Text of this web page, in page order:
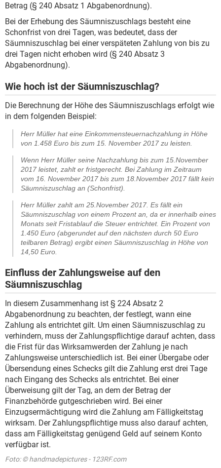
Betrag (§ 240 Absatz 1 Abgabenordnung).
Bei der Erhebung des Säumniszuschlags besteht eine
Schonfrist von drei Tagen, was bedeutet, dass der
Säumniszuschlag bei einer verspäteten Zahlung von bis zu
drei Tagen nicht erhoben wird (§ 240 Absatz 3
Abgabenordnung).
Wie hoch ist der Säumniszuschlag?
Die Berechnung der Höhe des Säumniszuschlags erfolgt wie
in dem folgenden Beispiel:
Herr Müller hat eine Einkommensteuernachzahlung in Höhe
von 1.458 Euro bis zum 15. November 2017 zu leisten.
Wenn Herr Müller seine Nachzahlung bis zum 15.November
2017 leistet, zahlt er fristgerecht. Bei Zahlung im Zeitraum
vom 16. November 2017 bis zum 18.November 2017 fällt kein
Säumniszuschlag an (Schonfrist).
Herr Müller zahlt am 25.November 2017. Es fällt ein
Säumniszuschlag von einem Prozent an, da er innerhalb eines
Monats seit Fristablauf die Steuer entrichtet. Ein Prozent von
1.450 Euro (abgerundet auf den nächsten durch 50 Euro
teilbaren Betrag) ergibt einen Säumniszuschlag in Höhe von
14,50 Euro.
Einfluss der Zahlungsweise auf den
Säumniszuschlag
In diesem Zusammenhang ist § 224 Absatz 2
Abgabenordnung zu beachten, der festlegt, wann eine
Zahlung als entrichtet gilt. Um einen Säumniszuschlag zu
verhindern, muss der Zahlungspflichtige darauf achten, dass
die Frist für das Wirksamwerden der Zahlung je nach
Zahlungsweise unterschiedlich ist. Bei einer Übergabe oder
Übersendung eines Schecks gilt die Zahlung erst drei Tage
nach Eingang des Schecks als entrichtet. Bei einer
Überweisung gilt der Tag, an dem der Betrag der
Finanzbehörde gutgeschrieben wird. Bei einer
Einzugsermächtigung wird die Zahlung am Fälligkeitstag
wirksam. Der Zahlungspflichtige muss also darauf achten,
dass am Fälligkeitstag genügend Geld auf seinem Konto
verfügbar ist.
Foto: © handmadepictures - 123RF.com